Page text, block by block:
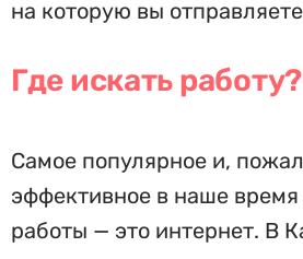
на которую вы
Где искать работу?
Самое популярное и,
эффективное в наше время
работы — это интернет. В